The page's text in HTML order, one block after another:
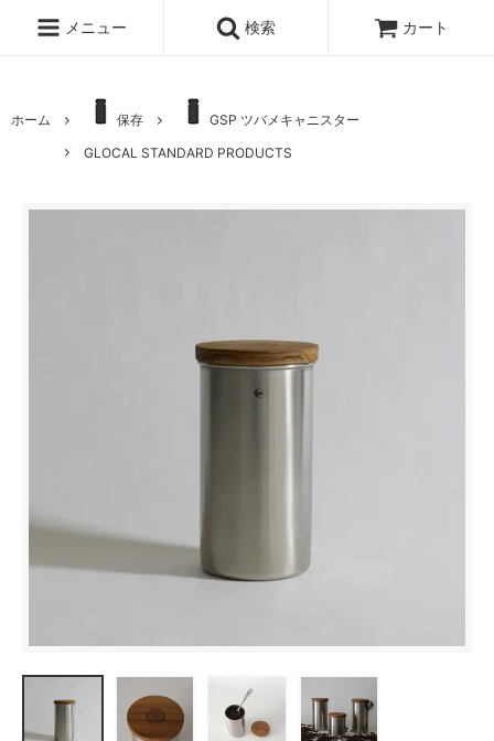
メニュー 検索 カート
ホーム 保存
GSP ツバメキャニスター
GLOCAL STANDARD PRODUCTS